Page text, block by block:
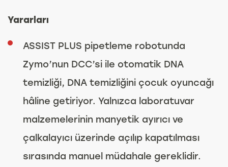
Yararları
ASSIST PLUS pipetleme robotunda
Zymo’nun DCC’si ile otomatik DNA
temizliği, DNA temizliğini çocuk oyuncağı
hâline getiriyor. Yalnızca laboratuvar
malzemelerinin manyetik ayırıcı ve
çalkalayıcı üzerinde açılıp kapatılması
sırasında manuel müdahale gereklidir.